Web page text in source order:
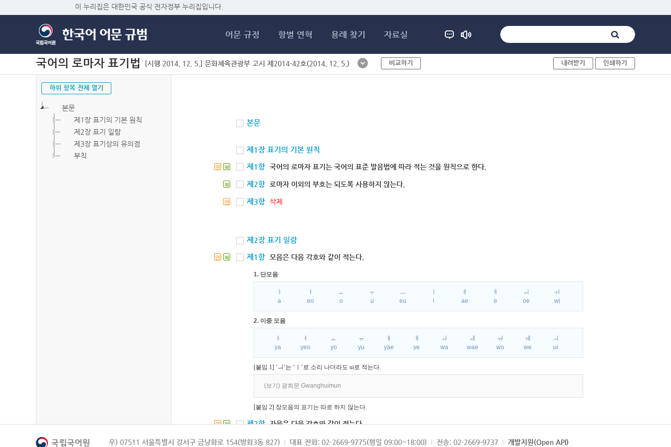
이 누리집은 대한민국 공식 전자정부 누리집입니다.
어문 규정 항별 연혁 용례 찾기 자료실
국어의 로마자 표기법 [시행 2014. 12. 5.] 문화체육관광부 고시 제2014-42호(2014. 12. 5.) 비교하기 내려받기 인쇄하기
하위 항목 전체 열기
본문
제1장 표기의 기본 원칙
제2장 표기 일람
제3장 표기상의 유의점
부칙
본문
제1장 표기의 기본 원칙
연 북 제1항 국어의 로마자 표기는 국어의 표준 발음법에 따라 적는 것을 원칙으로 한다.
북 제2항 로마자 이외의 부호는 되도록 사용하지 않는다.
연 제3항 삭제
제2장 표기 일람
연 북 제1항 모음은 다음 각호와 같이 적는다.
1. 단모음
ㅏ
a
ㅓ
eo
ㅗ
o
ㅜ
u
ㅡ
eu
i
ㅐ
ae
ㅔ
e
ㅚ
oe
ㅟ
wi
2. 이중 모음
ㅑ
ya
ㅕ
yeo
ㅛ
yo
ㅠ
yu
ㅒ
yae
ㅖ
ye
ㅘ
wa
ㅙ
wae
ㅝ
wo
ㅞ
we
ㅢ
ui
[붙임 1] ‘ㅢ’는 ‘ㅣ’로 소리 나더라도 ui로 적는다.
(보기) 광희문 Gwanghuimun
[붙임 2] 장모음의 표기는 따로 하지 않는다.
연 북 제2항 자음은 다음 각호와 같이 적는다.
1. 파열음
우) 07511 서울특별시 강서구 금낭화로 154(방화3동 827) 대표 전화: 02-2669-9775(평일 09:00~18:00) 전송: 02-2669-9737 개발지원(Open API)